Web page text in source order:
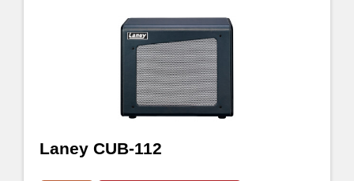
Laney CUB-112